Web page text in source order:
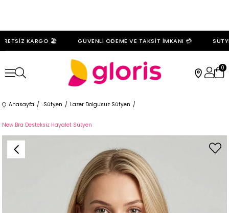
KARGO 🏖️ GÜVENLİ ÖDEME VE TAKSİT İMKANI 💳
0
Anasayfa Sütyen Lazer Dolgusuz Sütyen
New Bra Desteksiz Hayalet Sütyen